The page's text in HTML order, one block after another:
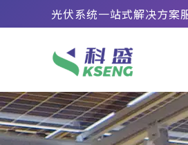
光伏系统一站式解决方